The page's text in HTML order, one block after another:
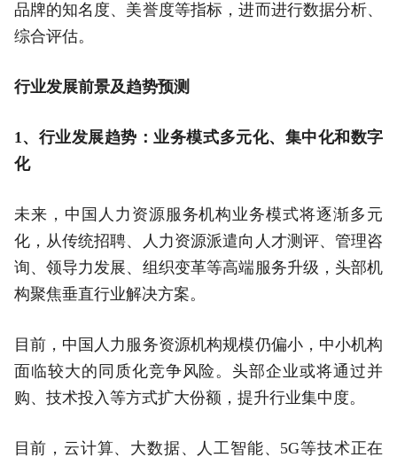
品牌的知名度、美誉度等指标，进而进行数据分析、
综合评估。
行业发展前景及趋势预测
1、行业发展趋势：业务模式多元化、集中化和数字
化
未来，中国人力资源服务机构业务模式将逐渐多元
化，从传统招聘、人力资源派遣向人才测评、管理咨
询、领导力发展、组织变革等高端服务升级，头部机
构聚焦垂直行业解决方案。
目前，中国人力服务资源机构规模仍偏小，中小机构
面临较大的同质化竞争风险。头部企业或将通过并
购、技术投入等方式扩大份额，提升行业集中度。
目前，云计算、大数据、人工智能、5G等技术正在